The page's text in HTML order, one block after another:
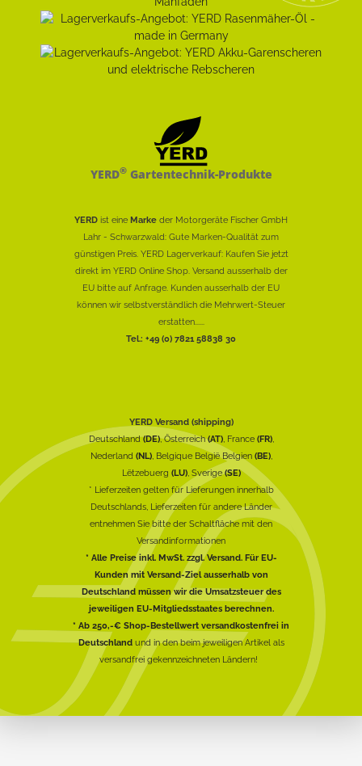
YERD®Gartentechnik-Produkte
YERD ist eine Marke der Motorgeräte Fischer GmbH
Lahr - Schwarzwald: Gute Marken-Qualität zum
günstigen Preis. YERD Lagerverkauf: Kaufen Sie jetzt
direkt im YERD Online Shop. Versand ausserhalb der
EU bitte auf Anfrage. Kunden ausserhalb der EU
können wir selbstverständlich die Mehrwert-Steuer
erstatten......
Tel.: +49 (0) 7821 58838 30
YERD Versand (shipping)
Deutschland(DE), Österreich(AT), France (FR),
Nederland (NL), Belgique België Belgien (BE),
Lëtzebuerg (LU), Sverige(SE)
* Lieferzeiten gelten für Lieferungen innerhalb
Deutschlands, Lieferzeiten für andere Länder
entnehmen Sie bitte der Schaltfläche mit den
Versandinformationen
* Alle Preise inkl. MwSt. zzgl. Versand. Für EU-
Kunden mit Versand-Ziel ausserhalb von
Deutschland müssen wir die Umsatzsteuer des
jeweiligen EU-Mitgliedsstaates berechnen.
* Ab 250,-€ Shop-Bestellwert versandkostenfrei in
Deutschlandund in den beim jeweiligen Artikel als
versandfrei gekennzeichneten Ländern!